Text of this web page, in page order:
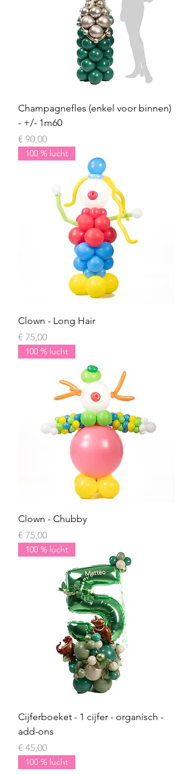
Champagnefles (enkel voor binnen)
- +/- 1m60
Prijs
€ 90,00
100 % lucht
Clown - Long Hair
Prijs
€ 75,00
100 % lucht
Clown - Chubby
Prijs
€ 75,00
100 % lucht
Cijferboeket - 1 cijfer - organisch -
add-ons
Prijs
€ 45,00
100 % lucht